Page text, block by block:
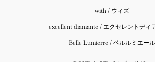
with / ウィズ
excellent diamante / エクセレントディ
Belle Lumierre / ベルルミエール